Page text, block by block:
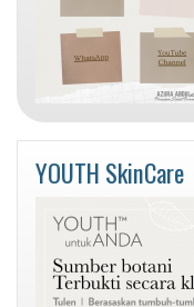
YOUTH SkinCare